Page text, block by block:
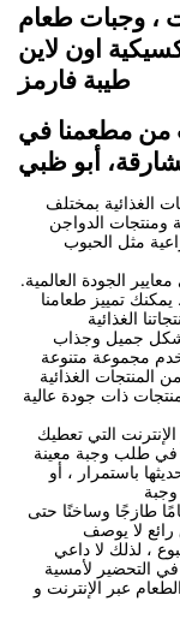
، وجبات طعام
اون لاين
طيبة فارمز
من مطعمنا في
أبو ظبي
الغذائية بمختلف
ومنتجات الدواجن
مثل الحبوب
الجودة العالمية.
تمييز طعامنا
الغذائية
بشكل جميل وجذاب
مجموعة متنوعة
المنتجات الغذائية
ذات جودة عالية
التي تعطيك
في طلب وجبة معينة
باستمرار ، أو
طازجًا وساخنًا حتى
رائع لا يوصف
، لذلك لا داعي
التحضير لأمسية
عبر الإنترنت و